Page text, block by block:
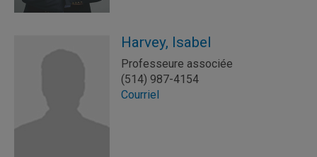
Harvey, Isabel
Professeure associée
(514) 987-4154
Courriel